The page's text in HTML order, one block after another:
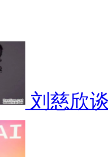
刘慈欣